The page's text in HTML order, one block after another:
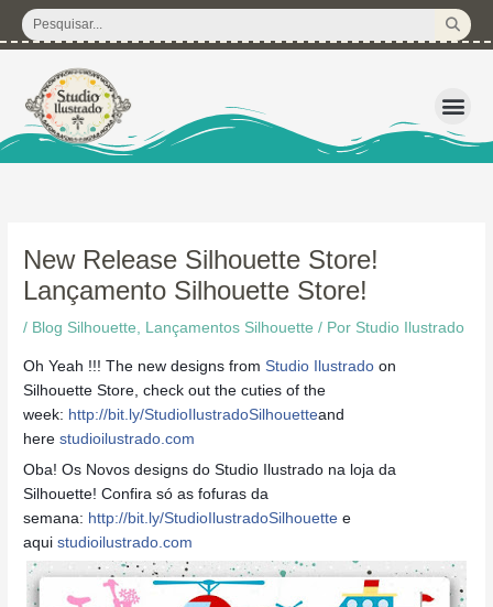
para
conteúdo
Pesquisar
...
New Release Silhouette Store!
Lançamento Silhouette Store!
/ Blog Silhouette, Lançamentos Silhouette / Por Studio Ilustrado
Oh Yeah !!! The new designs fromStudio Ilustrado on
Silhouette Store, check out the cuties of the
week: http://bit.ly/StudioIlustradoSilhouetteand
herestudioilustrado.com
Oba! Os Novos designs do Studio Ilustrado na loja da
Silhouette! Confira só as fofuras da
semana: http://bit.ly/StudioIlustradoSilhouette e
aquistudioilustrado.com